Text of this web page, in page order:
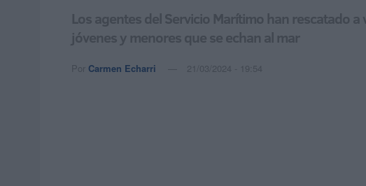
Los agentes del Servicio Marítimo han rescatado
jóvenes y menores que se echan al mar
Por Carmen Echarri 21/03/2024 - 19:54